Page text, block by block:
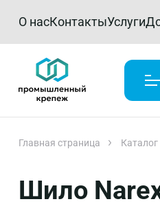
О насКонтактыУслуги
Главная страница Каталог
Шило